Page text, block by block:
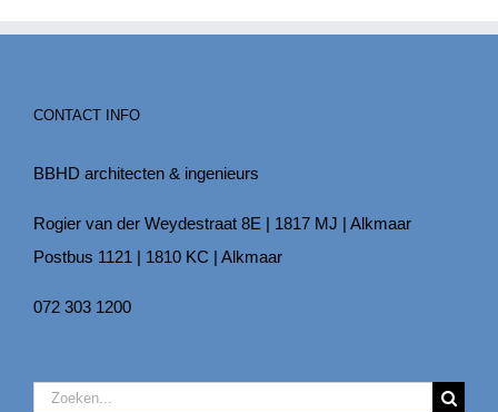
CONTACT INFO
BBHD architecten & ingenieurs
Rogier van der Weydestraat 8E | 1817 MJ | Alkmaar
Postbus 1121 | 1810 KC | Alkmaar
072 303 1200
Zoeken